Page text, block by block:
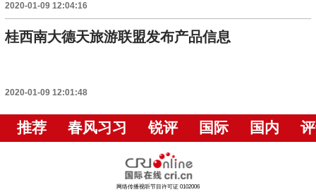
2020-01-09 12:04:16
桂西南大德天旅游联盟发布产品信息
2020-01-09 12:01:48
推荐 春风习习 锐评 国际 国内
网络传播视听节目许可证 0102006